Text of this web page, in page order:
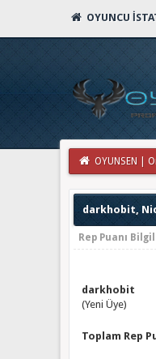
OYUNCU
OYUNSEN |
darkhobit,
Rep Puanı
darkhobit
(Yeni Üye)
Toplam Rep